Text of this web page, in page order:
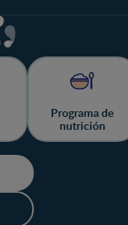
Programa de
nutrición